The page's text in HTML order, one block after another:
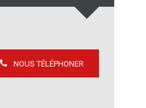
NOUS TÉLÉPHONER